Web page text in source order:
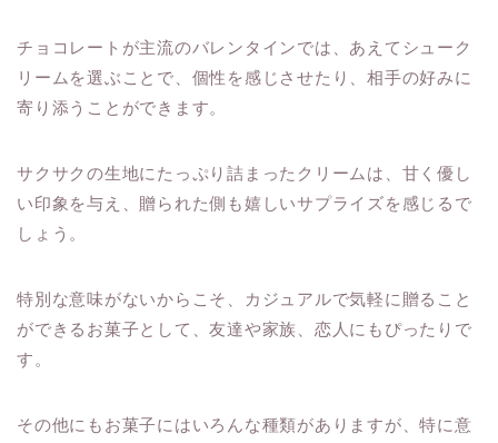
チョコレートが主流のバレンタインでは、あえてシューク
リームを選ぶことで、個性を感じさせたり、相手の好みに
寄り添うことができます。
サクサクの生地にたっぷり詰まったクリームは、甘く優し
い印象を与え、贈られた側も嬉しいサプライズを感じるで
しょう。
特別な意味がないからこそ、カジュアルで気軽に贈ること
ができるお菓子として、友達や家族、恋人にもぴったりで
す。
その他にもお菓子にはいろんな種類がありますが、特に意